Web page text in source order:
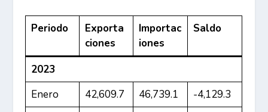
Periodo
Exporta
ciones
Importac
iones
Saldo
2023
Enero
42,609.7 46,739.1
-4,129.3